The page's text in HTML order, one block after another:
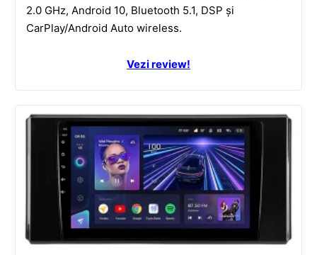
2.0 GHz, Android 10, Bluetooth 5.1, DSP și
CarPlay/Android Auto wireless.
Vezi review!